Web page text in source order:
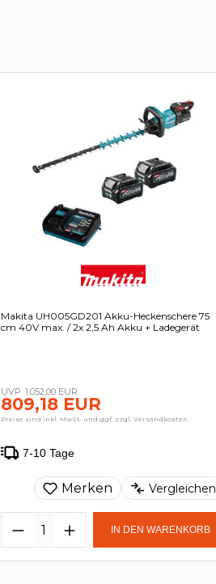
Makita UH005GD201 Akku-Heckenschere 75
cm 40V max. / 2x 2,5 Ah Akku + Ladegerät
1.052,00 EUR
809,18 EUR
Preise sind inkl. MwSt. und ggf. zzgl. Versandkosten
7-10 Tage
Merken Vergleichen
IN DEN WARENKORB